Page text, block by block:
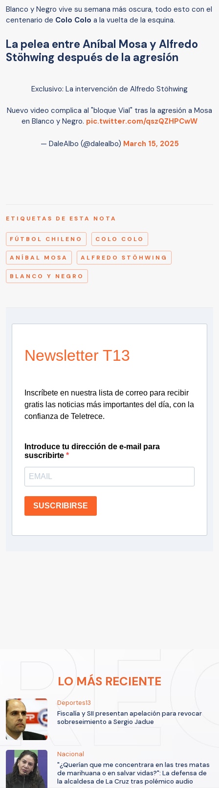
Blanco y Negro vive su semana más oscura, todo esto con el
centenario de Colo Colo a la vuelta de la esquina.
La pelea entre Aníbal Mosa y Alfredo
Stöhwing después de la agresión
Exclusivo: La intervención de Alfredo Stöhwing
Nuevo video complica al "bloque Vial" tras la agresión a Mosa
en Blanco y Negro. pic.twitter.com/qszQZHPCwW
— DaleAlbo (@dalealbo) March 15, 2025
ETIQUETAS DE ESTA NOTA
FÚTBOL CHILENO COLO COLO
ANÍBAL MOSA ALFREDO STÖHWING
BLANCO Y NEGRO
Newsletter T13
Inscríbete en nuestra lista de correo para recibir
gratis las noticias más importantes del día, con la
confianza de Teletrece.
Introduce tu dirección de e-mail para
suscribirte
SUSCRIBIRSE
LO MÁS RECIENTE
Deportes13
Fiscalía y SII presentan apelación para revocar
sobreseimiento a Sergio Jadue
Nacional
"¿Querían que me concentrara en las tres matas
de marihuana o en salvar vidas?": La defensa de
la alcaldesa de La Cruz tras polémico audio